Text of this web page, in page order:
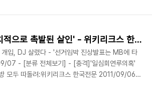
이태리주재 북한대사, '정몽헌자살은 정치적으로 촉발된 살인' - 위키리크스 한국전문
입, DJ 살렸다 - '선거임박 진상발표는 MB에 타
07 - [분류 전체보기] - [충격]'일심회연루의혹'
모두 따돌려:위키리크스 한국전문 2011/09/06 -
전체보기] - 현정은, 대북사업 중단되자 '남한이